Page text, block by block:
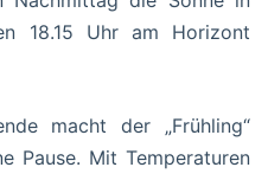
18.15 Uhr am Horizont
macht der „Frühling“
Pause. Mit Temperaturen